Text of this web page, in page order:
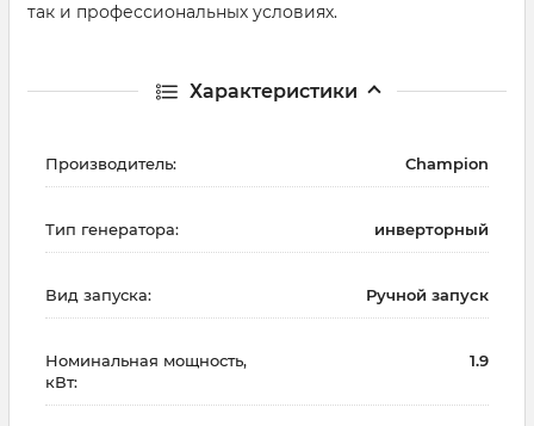
так и профессиональных условиях.
Характеристики
Производитель: Champion
Тип генератора: инверторный
Вид запуска: Ручной запуск
Номинальная мощность,
кВт:
1.9